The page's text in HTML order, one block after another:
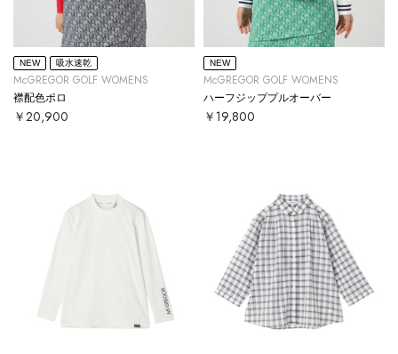
NEW 吸水速乾
McGREGOR GOLF WOMENS
襟配色ポロ
￥20,900
NEW
McGREGOR GOLF WOMENS
ハーフジッププルオーバー
￥19,800